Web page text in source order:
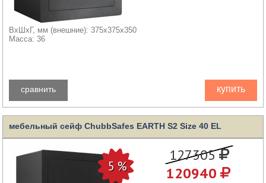
ВхШхГ, мм (внешние): 375x375x350
Масса: 36
купить
сравнить
мебельный сейф ChubbSafes EARTH S2 Size 40 EL
127305
120940